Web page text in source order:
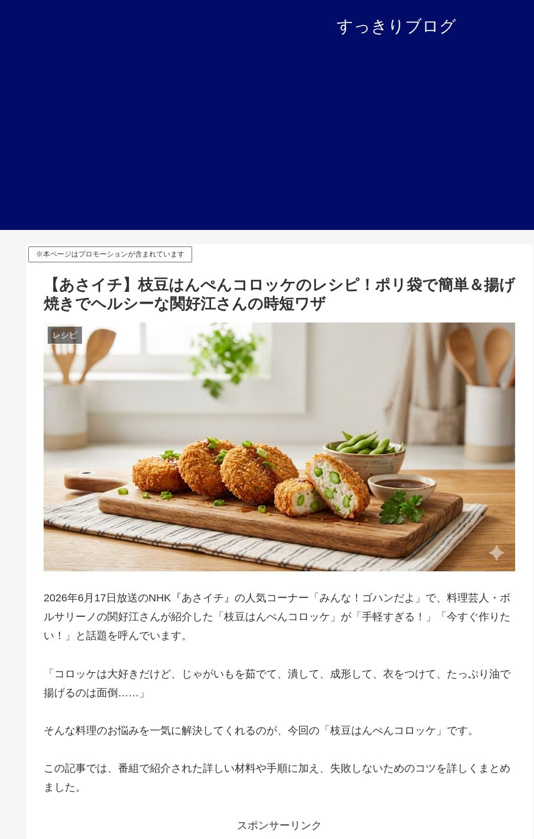
すっきりブログ
※本ページはプロモーションが含まれています
【あさイチ】枝豆はんぺんコロッケのレシピ！ポリ袋で簡単＆揚げ
焼きでヘルシーな関好江さんの時短ワザ
レシピ
2026年6月17日放送のNHK『あさイチ』の人気コーナー「みんな！ゴハンだよ」で、料理芸人・ボ
ルサリーノの関好江さんが紹介した「枝豆はんぺんコロッケ」が「手軽すぎる！」「今すぐ作りた
い！」と話題を呼んでいます。
「コロッケは大好きだけど、じゃがいもを茹でて、潰して、成形して、衣をつけて、たっぷり油で
揚げるのは面倒……」
そんな料理のお悩みを一気に解決してくれるのが、今回の「枝豆はんぺんコロッケ」です。
この記事では、番組で紹介された詳しい材料や手順に加え、失敗しないためのコツを詳しくまとめ
ました。
スポンサーリンク